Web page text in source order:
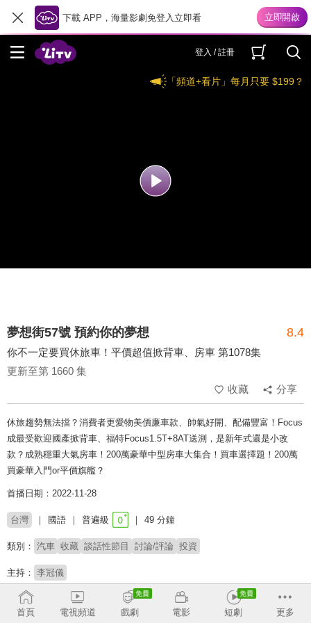
下載 APP，海量影劇免登入立即看
登入 / 註冊
「頻道+看片」每月只要 $199？
夢想街57號 預約你的夢想 8.4
你不一定要買休旅車！平價超值掀背車、房車 第1078集
更新至第 1660 集
收藏
分享
休旅趨勢無法擋？消費者更愛物美價廉車款、帥氣好開、配備豐富！Focus
成最受歡迎國產掀背車、福特Focus1.5T+8AT送測，是新年式還是小改
款？成熟穩重大氣房車！200萬豪華中型房車大集合！買車選擇題！200萬
買豪華入門or平價旗艦？
首播日期：2022-11-28
台灣 國語 普遍級 49 分鐘
類別： 汽車 收藏 談話性節目 討論/評論 投資
主持： 李冠儀
首頁 電視頻道 戲劇 電影 短劇 更多